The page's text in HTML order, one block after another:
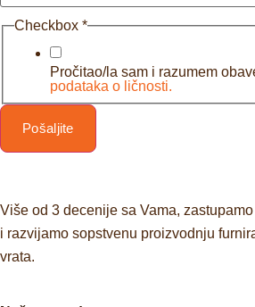
Checkbox *
Pročitao/la sam i razumem
podataka o ličnosti.
Pošaljite
Više od 3 decenije sa Vama,
i razvijamo sopstvenu proizvodnju
vrata.